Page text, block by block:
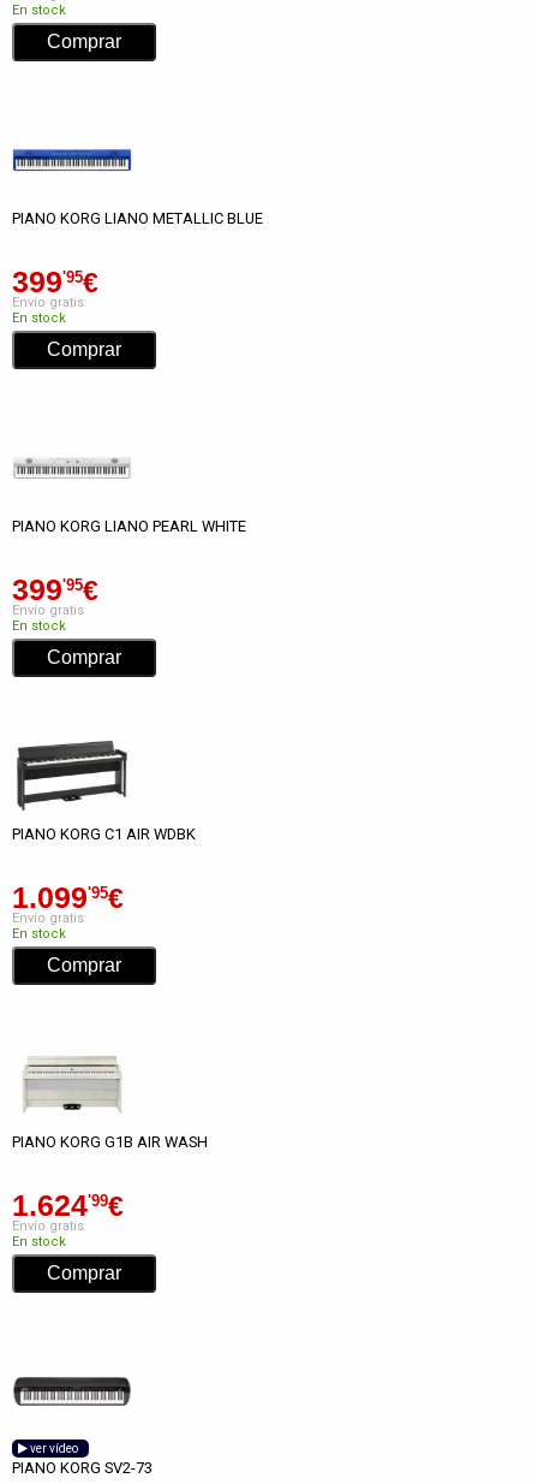
En stock
PIANO KORG LIANO METALLIC BLUE
399'95€
Envío gratis
En stock
PIANO KORG LIANO PEARL WHITE
399'95€
Envío gratis
En stock
PIANO KORG C1 AIR WDBK
1.099'95€
Envío gratis
En stock
PIANO KORG G1B AIR WASH
1.624'99€
Envío gratis
En stock
ver vídeo
PIANO KORG SV2-73